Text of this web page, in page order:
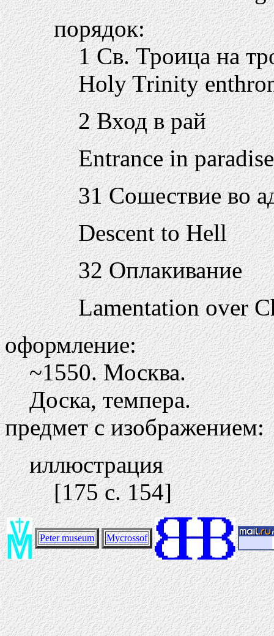
порядок:
1 Св. Троица на
Holy Trinity
2 Вход в рай
Entrance in paradise
31 Сошествие во
Descent to Hell
32 Оплакивание
Lamentation over
оформление:
~1550. Москва.
Доска, темпера.
предмет с изображением:
иллюстрация
[175 c. 154]
Peter museum Mycrossof